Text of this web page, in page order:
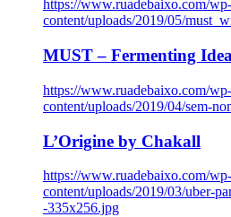
https://www.ruadebaixo.com/wp-
content/uploads/2019/05/
MUST – Fermenting
https://www.ruadebaixo.com/wp-
content/uploads/2019/04/sem-
L’Origine by Chakall
https://www.ruadebaixo.com/wp-
content/uploads/2019/03/uber-
-335x256.jpg